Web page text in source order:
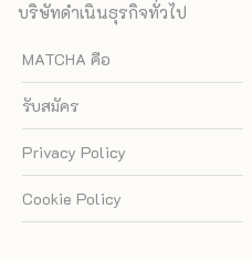
บริษัทดำเนินธุรกิจทั่วไป
MATCHA คือ
รับสมัคร
Privacy Policy
Cookie Policy